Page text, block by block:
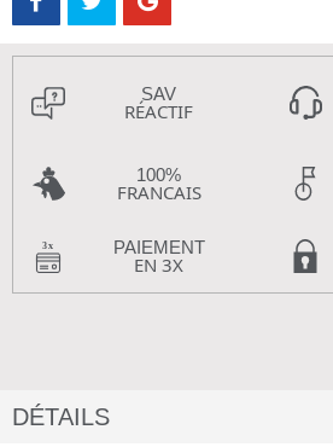
SAV
RÉACTIF
100%
FRANCAIS
PAIEMENT
EN 3X
DÉTAILS